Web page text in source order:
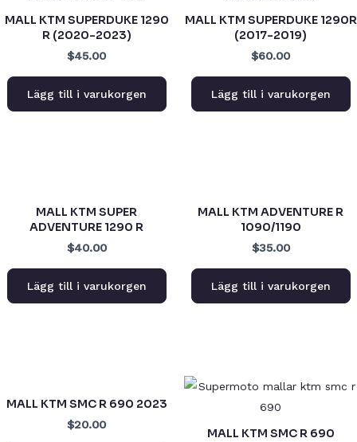
MALL KTM SUPERDUKE 1290
R (2020-2023)
$45.00
Lägg till i varukorgen
MALL KTM SUPERDUKE 1290R
(2017-2019)
$60.00
Lägg till i varukorgen
MALL KTM SUPER
ADVENTURE 1290 R
$40.00
Lägg till i varukorgen
MALL KTM ADVENTURE R
1090/1190
$35.00
Lägg till i varukorgen
MALL KTM SMC R 690 2023
$20.00
MALL KTM SMC R 690